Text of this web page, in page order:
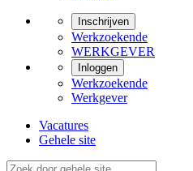
Inschrijven
Werkzoekende
WERKGEVER
Inloggen
Werkzoekende
Werkgever
Vacatures
Gehele site